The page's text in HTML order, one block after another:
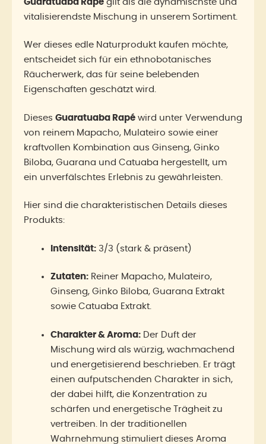
Guaratuaba Rapé gilt als die dynamischste und
vitalisierendste Mischung in unserem Sortiment.
Wer dieses edle Naturprodukt kaufen möchte,
entscheidet sich für ein ethnobotanisches
Räucherwerk, das für seine belebenden
Eigenschaften geschätzt wird.
Dieses Guaratuaba Rapé wird unter Verwendung
von reinem Mapacho, Mulateiro sowie einer
kraftvollen Kombination aus Ginseng, Ginko
Biloba, Guarana und Catuaba hergestellt, um
ein unverfälschtes Erlebnis zu gewährleisten.
Hier sind die charakteristischen Details dieses
Produkts:
Intensität: 3/3 (stark & präsent)
Zutaten: Reiner Mapacho, Mulateiro,
Ginseng, Ginko Biloba, Guarana Extrakt
sowie Catuaba Extrakt.
Charakter & Aroma: Der Duft der
Mischung wird als würzig, wachmachend
und energetisierend beschrieben. Er trägt
einen aufputschenden Charakter in sich,
der dabei hilft, die Konzentration zu
schärfen und energetische Trägheit zu
vertreiben. In der traditionellen
Wahrnehmung stimuliert dieses Aroma